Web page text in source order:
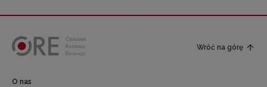
Wróć na górę
O nas